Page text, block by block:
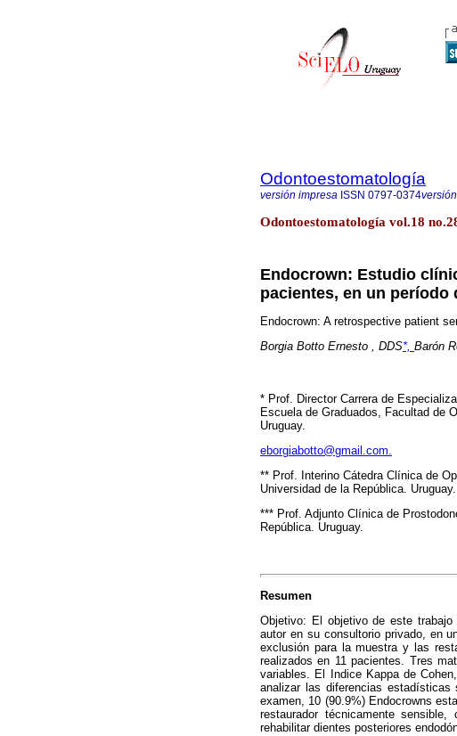
Odontoestomatología
versión impresa ISSN 0797-0374
Odontoestomatología vol.18
Endocrown: Estudio
pacientes, en un período
Endocrown: A retrospective patient
Borgia Botto Ernesto , DDS*, Barón
* Prof. Director Carrera de
Escuela de Graduados, Facultad de
Uruguay.
eborgiabotto@gmail.com.
** Prof. Interino Cátedra Clínica de
Universidad de la República. Uruguay.
*** Prof. Adjunto Clínica de
República. Uruguay.
Resumen
Objetivo: El objetivo de este
autor en su consultorio privado, en
exclusión para la muestra y las
realizados en 11 pacientes. Tres
variables. El Indice Kappa de
analizar las diferencias
examen, 10 (90.9%) Endocrowns
restaurador técnicamente
rehabilitar dientes posteriores